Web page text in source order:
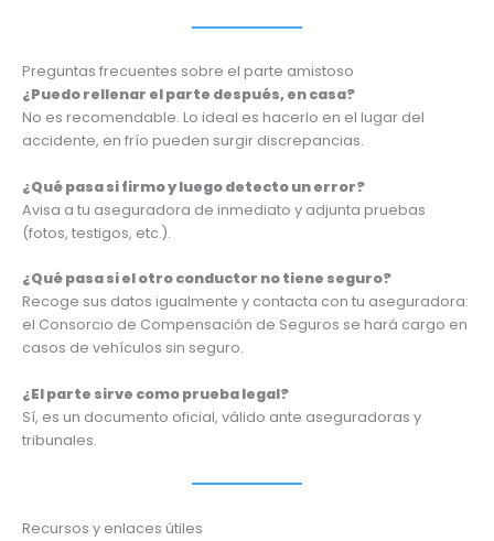
Preguntas frecuentes sobre el parte amistoso
¿Puedo rellenar el parte después, en casa?
No es recomendable. Lo ideal es hacerlo en el lugar del
accidente, en frío pueden surgir discrepancias.
¿Qué pasa si firmo y luego detecto un error?
Avisa a tu aseguradora de inmediato y adjunta pruebas
(fotos, testigos, etc.).
¿Qué pasa si el otro conductor no tiene seguro?
Recoge sus datos igualmente y contacta con tu aseguradora:
el Consorcio de Compensación de Seguros se hará cargo en
casos de vehículos sin seguro.
¿El parte sirve como prueba legal?
Sí, es un documento oficial, válido ante aseguradoras y
tribunales.
Recursos y enlaces útiles